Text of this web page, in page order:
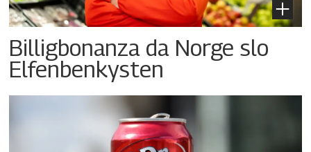
Billigbonanza da Norge slo
Elfenbenkysten